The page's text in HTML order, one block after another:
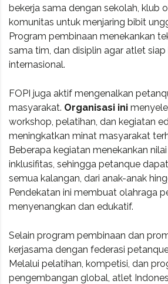
bekerja sama dengan sekolah, klub
komunitas untuk menjaring bibit
Program pembinaan menekankan
sama tim, dan disiplin agar atlet
internasional.
FOPI juga aktif mengenalkan
masyarakat. Organisasi ini
workshop, pelatihan, dan kegiatan
meningkatkan minat masyarakat
Beberapa kegiatan menekankan
inklusifitas, sehingga petanque
semua kalangan, dari anak-anak
Pendekatan ini membuat olahraga
menyenangkan dan edukatif.
Selain program pembinaan dan
kerjasama dengan federasi
Melalui pelatihan, kompetisi, dan
pengembangan global, atlet